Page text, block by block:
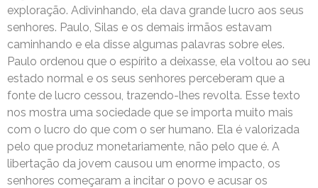
exploração. Adivinhando, ela dava grande lucro aos seus
senhores. Paulo, Silas e os demais irmãos estavam
caminhando e ela disse algumas palavras sobre eles.
Paulo ordenou que o espírito a deixasse, ela voltou ao seu
estado normal e os seus senhores perceberam que a
fonte de lucro cessou, trazendo-lhes revolta. Esse texto
nos mostra uma sociedade que se importa muito mais
com o lucro do que com o ser humano. Ela é valorizada
pelo que produz monetariamente, não pelo que é. A
libertação da jovem causou um enorme impacto, os
senhores começaram a incitar o povo e acusar os